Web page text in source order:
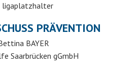
PRÄVENTION
BAYER
Saarbrücken gGmbH